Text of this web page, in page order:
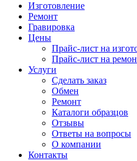
Изготовление
Ремонт
Гравировка
Цены
Прайс-лист на
Прайс-лист на
Услуги
Сделать заказ
Обмен
Ремонт
Каталоги образцов
Отзывы
Ответы на вопросы
О компании
Контакты